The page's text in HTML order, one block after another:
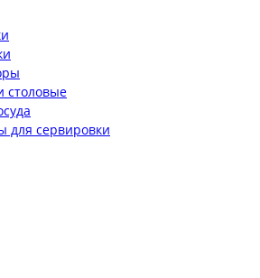
столовые
для сервировки